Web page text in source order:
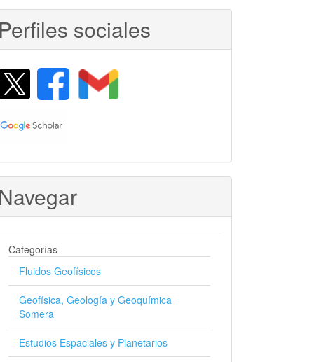
Perfiles sociales
Navegar
Categorías
Fluidos Geofísicos
Geofísica, Geología y Geoquímica
Somera
Estudios Espaciales y Planetarios